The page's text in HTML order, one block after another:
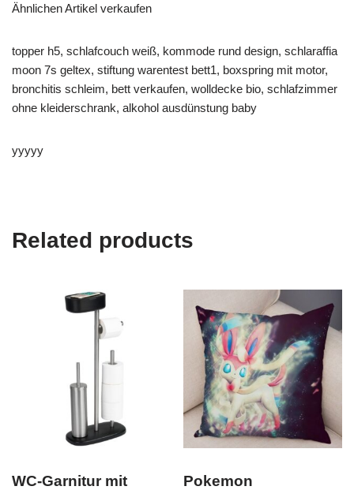
Ähnlichen Artikel verkaufen
topper h5, schlafcouch weiß, kommode rund design, schlaraffia
moon 7s geltex, stiftung warentest bett1, boxspring mit motor,
bronchitis schleim, bett verkaufen, wolldecke bio, schlafzimmer
ohne kleiderschrank, alkohol ausdünstung baby
yyyyy
Related products
WC-Garnitur mit
Pokemon